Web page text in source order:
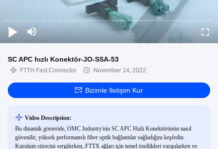
SC APC hızlı Konektör-JO-SSA-53
FTTH Fast Connector November 14, 2022
Bizimle Iletişim Kur
Video Description:
Bu dinamik gösteride, OMC Industry'nin SC APC Hızlı Konektörünün nasıl
güvenilir, yüksek performanslı fiber optik bağlantılar sağladığını keşfedin.
Kurulum sürecini sergilerken, FTTX ağları için temel özellikleri vurgularken ve